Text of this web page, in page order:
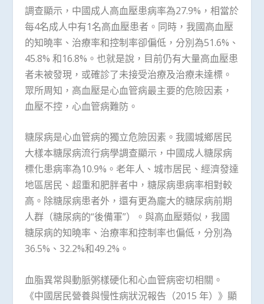
調查顯示，中國成人高血壓患病率為27.9%，相當於
每4名成人中有1名高血壓患者。同時，我國高血壓
的知曉率、治療率和控制率卻偏低，分別為51.6%、
45.8% 和16.8%。也就是說，目前仍有大量高血壓患
者未被發現，或確診了未接受治療及治療未達標。
眾所周知，高血壓是心血管病最主要的危險因素，
血壓不控，心血管病難防。
糖尿病是心血管病的獨立危險因素。我國城鄉居民
大樣本糖尿病流行病學調查顯示，中國成人糖尿病
標化患病率為10.9%。老年人、城市居民、經濟發達
地區居民、超重和肥胖者中，糖尿病患病率相對較
高。除糖尿病患者外，還有更為龐大的糖尿病前期
人群（糖尿病的“後備軍”）。與高血壓類似，我國
糖尿病的知曉率、治療率和控制率也偏低，分別為
36.5%、32.2%和49.2%。
血脂異常與動脈粥樣硬化和心血管病密切相關。
《中國居民營養與慢性病狀況報告（2015 年）》顯